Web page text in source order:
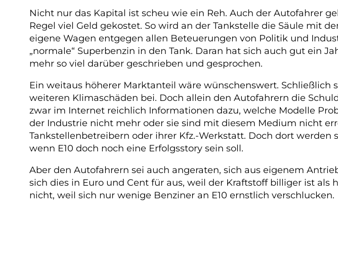
Nicht nur das Kapital ist scheu wie ein Reh. Auch der Autofahrer
Regel viel Geld gekostet. So wird an der Tankstelle die Säule mit
eigene Wagen entgegen allen Beteuerungen von Politik und
„normale“ Superbenzin in den Tank. Daran hat sich auch gut ein
mehr so viel darüber geschrieben und gesprochen.
Ein weitaus höherer Marktanteil wäre wünschenswert.
weiteren Klimaschäden bei. Doch allein den Autofahrern die
zwar im Internet reichlich Informationen dazu, welche Modelle
der Industrie nicht mehr oder sie sind mit diesem Medium nicht
Tankstellenbetreibern oder ihrer Kfz.-Werkstatt. Doch dort
wenn E10 doch noch eine Erfolgsstory sein soll.
Aber den Autofahrern sei auch angeraten, sich aus eigenem
sich dies in Euro und Cent für aus, weil der Kraftstoff billiger ist
nicht, weil sich nur wenige Benziner an E10 ernstlich verschlucken.